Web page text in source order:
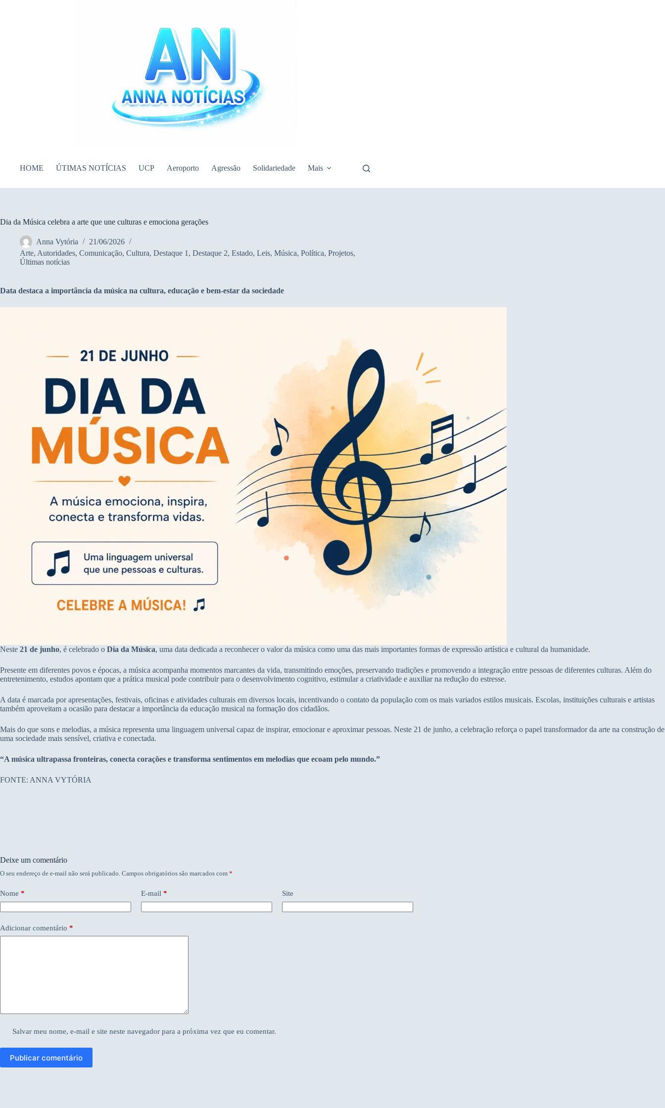
HOME ÚTIMAS NOTÍCIAS UCP Aeroporto Agressão Solidariedade Mais
Dia da Música celebra a arte que une culturas e emociona gerações
Anna Vytória
21/06/2026
Arte, Autoridades, Comunicação, Cultura, Destaque 1 , Destaque 2, Estado, Leis, Música, Política, Projetos,
Últimas notícias
Data destaca a importância da música na cultura, educação e bem-estar da sociedade
Neste 21 de junho, é celebrado o Dia da Música, uma data dedicada a reconhecer o valor da música como uma das mais importantes formas de expressão artística e cultural da humanidade.
Presente em diferentes povos e épocas, a música acompanha momentos marcantes da vida, transmitindo emoções, preservando tradições e promovendo a integração entre pessoas de diferentes culturas. Além do
entretenimento, estudos apontam que a prática musical pode contribuir para o desenvolvimento cognitivo, estimular a criatividade e auxiliar na redução do estresse.
A data é marcada por apresentações, festivais, oficinas e atividades culturais em diversos locais, incentivando o contato da população com os mais variados estilos musicais. Escolas, instituições culturais e artistas
também aproveitam a ocasião para destacar a importância da educação musical na formação dos cidadãos.
Mais do que sons e melodias, a música representa uma linguagem universal capaz de inspirar, emocionar e aproximar pessoas. Neste 21 de junho, a celebração reforça o papel transformador da arte na construção de
uma sociedade mais sensível, criativa e conectada.
“A música ultrapassa fronteiras, conecta corações e transforma sentimentos em melodias que ecoam pelo mundo.”
FONTE: ANNA VYTÓRIA
Deixe um comentário
O seu endereço de e-mail não será publicado. Campos obrigatórios são marcados com *
Nome * E-mail * Site
Adicionar comentário *
Salvar meu nome, e-mail e site neste navegador para a próxima vez que eu comentar.
Publicar comentário